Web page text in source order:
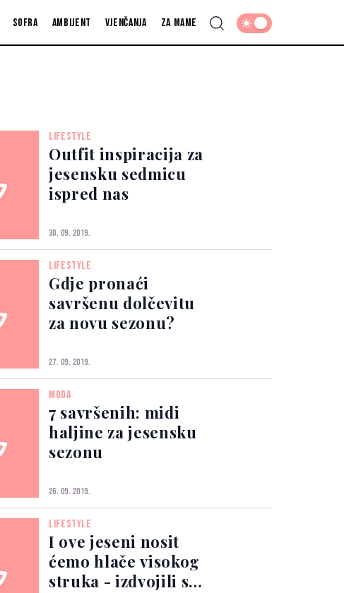
Sofra Ambijent Vjenčanja Za mame
LIFESTYLE
Outfit inspiracija za
jesensku sedmicu
ispred nas
30. 09. 2019.
LIFESTYLE
Gdje pronaći
savršenu dolčevitu
za novu sezonu?
27. 09. 2019.
MODA
7 savršenih: midi
haljine za jesensku
sezonu
26. 09. 2019.
LIFESTYLE
I ove jeseni nosit
ćemo hlače visokog
struka - izdvojili smo